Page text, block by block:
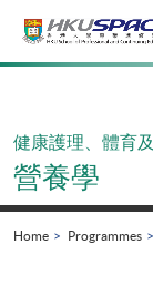
Main
健康護理、體育
營養學
Home Programmes